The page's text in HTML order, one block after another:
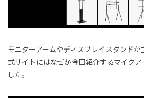
モニターアームやディスプレイスタンド
式サイトにはなぜか今回紹介するマイク
した。